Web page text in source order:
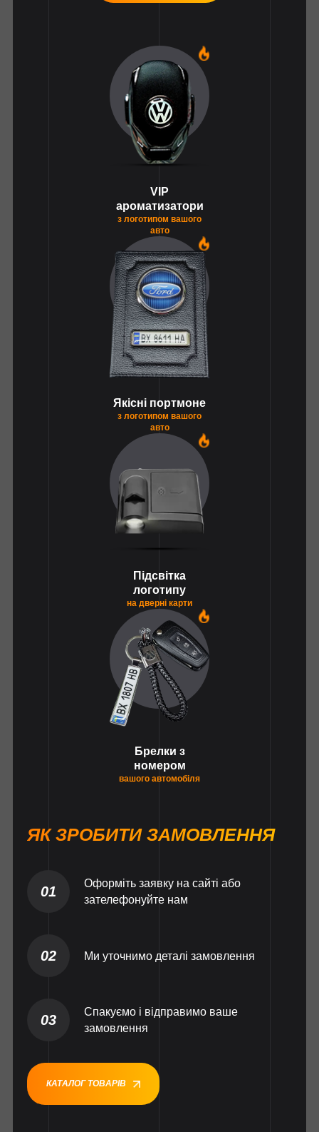
VIP
ароматизатори
з логотипом вашого
авто
Якісні портмоне
з логотипом вашого
авто
Підсвітка
логотипу
на дверні карти
Брелки з
номером
вашого автомобіля
ЯК ЗРОБИТИ ЗАМОВЛЕННЯ
01
Оформіть заявку на сайті або
зателефонуйте нам
02 Ми уточнимо деталі замовлення
03
Спакуємо і відправимо ваше
замовлення
КАТАЛОГ ТОВАРІВ